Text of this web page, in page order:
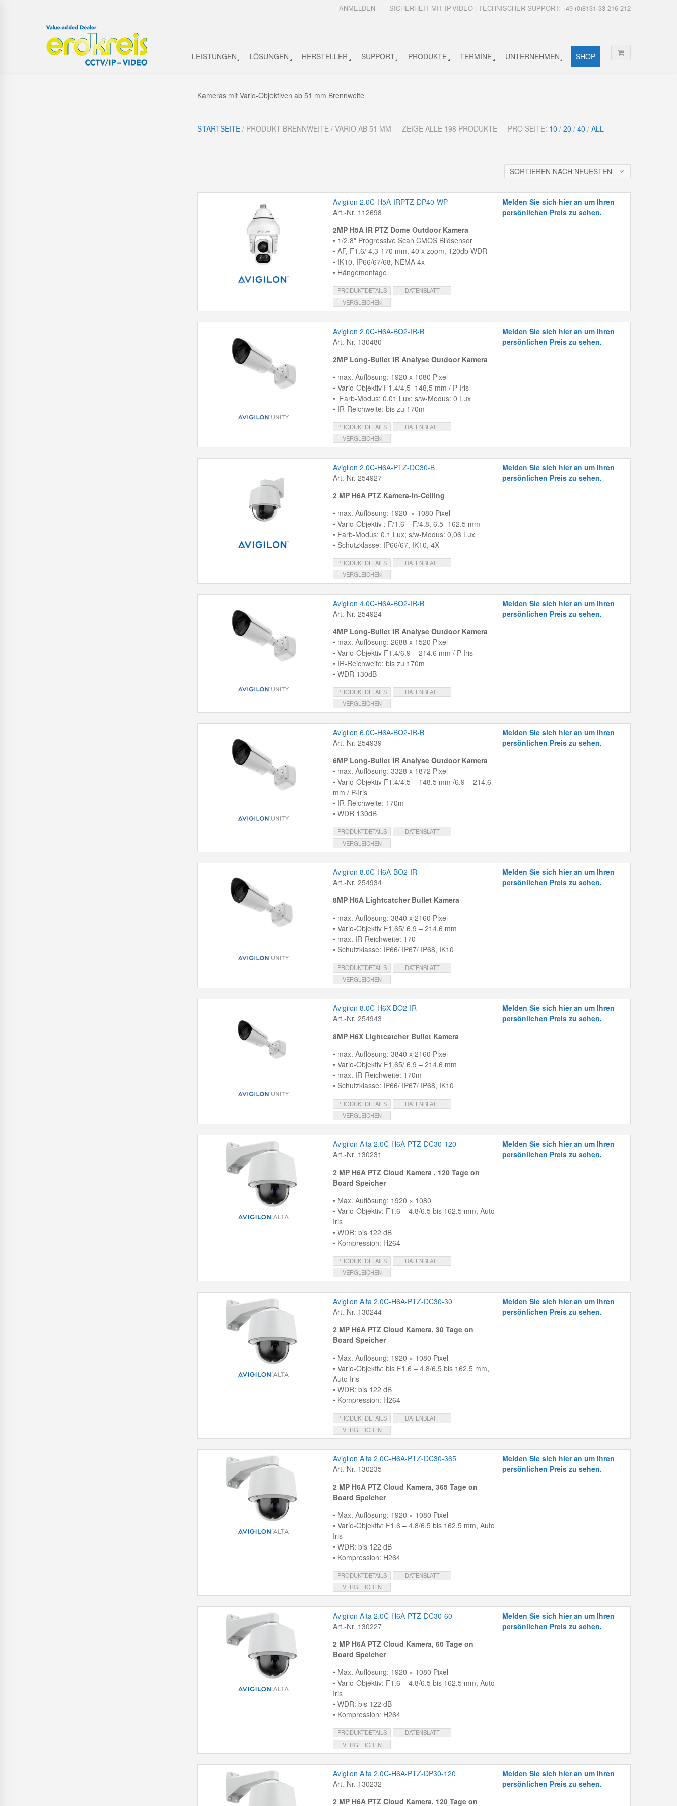
SICHERHEIT MIT IP-VIDEO | TECHNISCHER SUPPORT: +49 (0)8131 33 216 212
ANMELDEN
LEISTUNGEN LÖSUNGEN HERSTELLER SUPPORT PRODUKTE TERMINE UNTERNEHMEN SHOP
Kameras mit Vario-Objektiven ab 51 mm Brennweite
STARTSEITE / PRODUKT BRENNWEITE / VARIO AB 51 MM ZEIGE ALLE 198 PRODUKTE PRO SEITE: 10 / 20 / 40 / ALL
SORTIEREN NACH NEUESTEN
Avigilon 2.0C-H5A-IRPTZ-DP40-WP
Art.-Nr. 112698
2MP H5A IR PTZ Dome Outdoor Kamera
• 1/2.8″ Progressive Scan CMOS Bildsensor
• AF, F1.6/ 4,3-170 mm, 40 x zoom, 120db WDR
• IK10, IP66/67/68, NEMA 4x
• Hängemontage
PRODUKTDETAILS
DATENBLATT
VERGLEICHEN
Melden Sie sich hier an um Ihren
persönlichen Preis zu sehen.
Avigilon 2.0C-H6A-BO2-IR-B
Art.-Nr. 130480
2MP Long-Bullet IR Analyse Outdoor Kamera
• max. Auflösung: 1920 x 1080 Pixel
• Vario-Objektiv F1.4/4,5–148,5 mm / P-Iris
• Farb-Modus: 0,01 Lux; s/w-Modus: 0 Lux
• IR-Reichweite: bis zu 170m
PRODUKTDETAILS
DATENBLATT
VERGLEICHEN
Melden Sie sich hier an um Ihren
persönlichen Preis zu sehen.
Avigilon 2.0C-H6A-PTZ-DC30-B
Art.-Nr. 254927
2 MP H6A PTZ Kamera-In-Ceiling
• max. Auflösung: 1920 × 1080 Pixel
• Vario-Objektiv : F/1.6 – F/4.8, 6.5 -162.5 mm
• Farb-Modus: 0,1 Lux; s/w-Modus: 0,06 Lux
• Schutzklasse: IP66/67, IK10, 4X
PRODUKTDETAILS
DATENBLATT
VERGLEICHEN
Melden Sie sich hier an um Ihren
persönlichen Preis zu sehen.
Avigilon 4.0C-H6A-BO2-IR-B
Art.-Nr. 254924
4MP Long-Bullet IR Analyse Outdoor Kamera
• max. Auflösung: 2688 x 1520 Pixel
• Vario-Objektiv F1.4/6.9 – 214.6 mm / P-Iris
• IR-Reichweite: bis zu 170m
• WDR 130dB
PRODUKTDETAILS
DATENBLATT
VERGLEICHEN
Melden Sie sich hier an um Ihren
persönlichen Preis zu sehen.
Avigilon 6.0C-H6A-BO2-IR-B
Art.-Nr. 254939
6MP Long-Bullet IR Analyse Outdoor Kamera
• max. Auflösung: 3328 x 1872 Pixel
• Vario-Objektiv F1.4/4.5 – 148.5 mm /6.9 – 214.6
mm / P-Iris
• IR-Reichweite: 170m
• WDR 130dB
PRODUKTDETAILS
DATENBLATT
VERGLEICHEN
Melden Sie sich hier an um Ihren
persönlichen Preis zu sehen.
Avigilon 8.0C-H6A-BO2-IR
Art.-Nr. 254934
8MP H6A Lightcatcher Bullet Kamera
• max. Auflösung: 3840 x 2160 Pixel
• Vario-Objektiv F1.65/ 6.9 – 214.6 mm
• max. IR-Reichweite: 170
• Schutzklasse: IP66/ IP67/ IP68, IK10
PRODUKTDETAILS
DATENBLATT
VERGLEICHEN
Melden Sie sich hier an um Ihren
persönlichen Preis zu sehen.
Avigilon 8.0C-H6X-BO2-IR
Art.-Nr. 254943
8MP H6X Lightcatcher Bullet Kamera
• max. Auflösung: 3840 x 2160 Pixel
• Vario-Objektiv F1.65/ 6.9 – 214.6 mm
• max. IR-Reichweite: 170m
• Schutzklasse: IP66/ IP67/ IP68, IK10
PRODUKTDETAILS
DATENBLATT
VERGLEICHEN
Melden Sie sich hier an um Ihren
persönlichen Preis zu sehen.
Avigilon Alta 2.0C-H6A-PTZ-DC30-120
Art.-Nr. 130231
2 MP H6A PTZ Cloud Kamera , 120 Tage on
Board Speicher
• Max. Auflösung: 1920 × 1080
• Vario-Objektiv: F1.6 – 4.8/6.5 bis 162.5 mm, Auto
Iris
• WDR: bis 122 dB
• Kompression: H264
PRODUKTDETAILS
DATENBLATT
VERGLEICHEN
Melden Sie sich hier an um Ihren
persönlichen Preis zu sehen.
Avigilon Alta 2.0C-H6A-PTZ-DC30-30
Art.-Nr. 130244
2 MP H6A PTZ Cloud Kamera, 30 Tage on
Board Speicher
• Max. Auflösung: 1920 × 1080 Pixel
• Vario-Objektiv: bis F1.6 – 4.8/6.5 bis 162.5 mm,
Auto Iris
• WDR: bis 122 dB
• Kompression: H264
PRODUKTDETAILS
DATENBLATT
VERGLEICHEN
Melden Sie sich hier an um Ihren
persönlichen Preis zu sehen.
Avigilon Alta 2.0C-H6A-PTZ-DC30-365
Art.-Nr. 130235
2 MP H6A PTZ Cloud Kamera, 365 Tage on
Board Speicher
• Max. Auflösung: 1920 × 1080 Pixel
• Vario-Objektiv: F1.6 – 4.8/6.5 bis 162.5 mm, Auto
Iris
• WDR: bis 122 dB
• Kompression: H264
PRODUKTDETAILS
DATENBLATT
VERGLEICHEN
Melden Sie sich hier an um Ihren
persönlichen Preis zu sehen.
Avigilon Alta 2.0C-H6A-PTZ-DC30-60
Art.-Nr. 130227
2 MP H6A PTZ Cloud Kamera, 60 Tage on
Board Speicher
• Max. Auflösung: 1920 × 1080 Pixel
• Vario-Objektiv: F1.6 – 4.8/6.5 bis 162.5 mm, Auto
Iris
• WDR: bis 122 dB
• Kompression: H264
PRODUKTDETAILS
DATENBLATT
VERGLEICHEN
Melden Sie sich hier an um Ihren
persönlichen Preis zu sehen.
Avigilon Alta 2.0C-H6A-PTZ-DP30-120
Art.-Nr. 130232
2 MP H6A PTZ Cloud Kamera, 120 Tage on
Melden Sie sich hier an um Ihren
persönlichen Preis zu sehen.